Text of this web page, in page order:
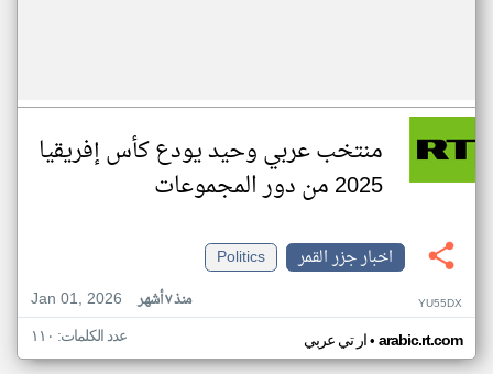
منتخب عربي وحيد يودع كأس إفريقيا
2025 من دور المجموعات
اخبار جزر القمر
Politics
Jan 01, 2026
منذ ٧ أشهر YU55DX
ار تي عربي• arabic.rt.com عدد الكلمات: ١١٠